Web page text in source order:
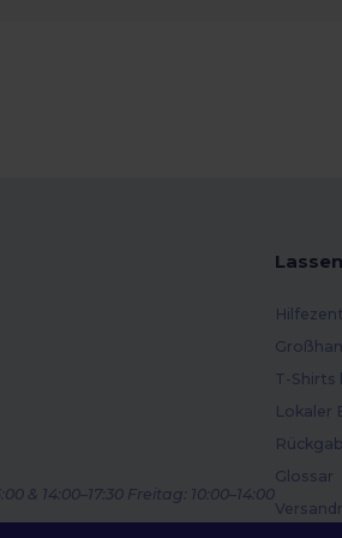
& 14:00–17:30 Freitag: 10:00–14:00
T-Shirts
Lokaler
Glossar